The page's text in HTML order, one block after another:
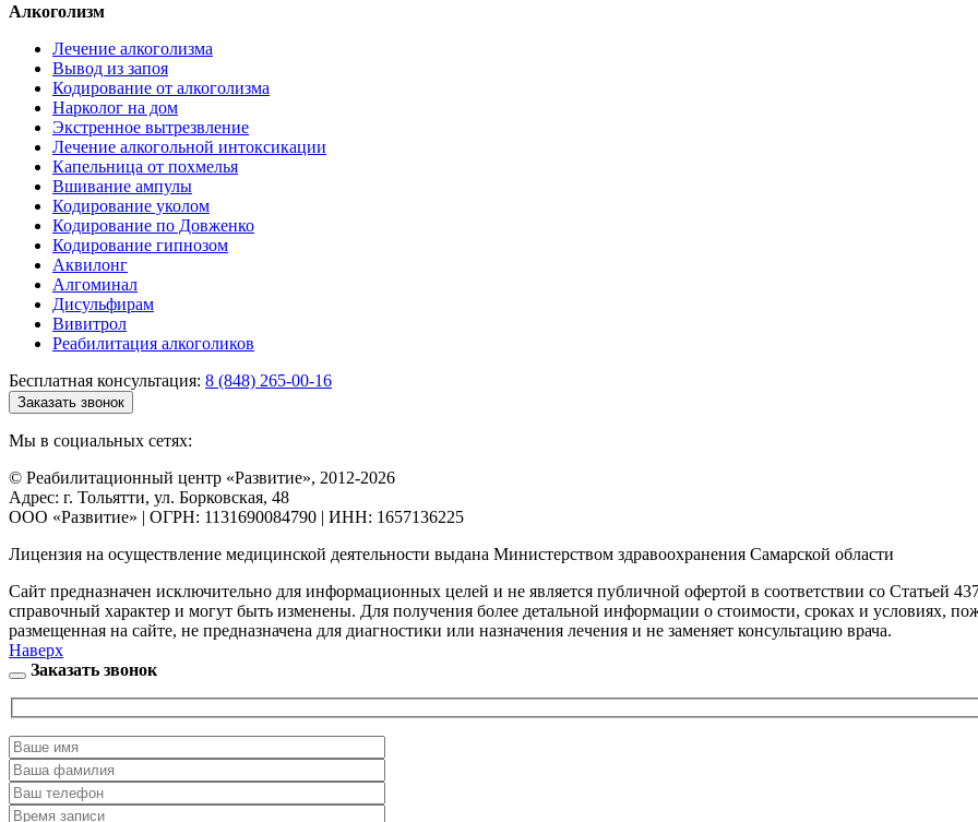
Алкоголизм
Лечение алкоголизма
Вывод из запоя
Кодирование от алкоголизма
Нарколог на дом
Экстренное вытрезвление
Лечение алкогольной интоксикации
Капельница от похмелья
Вшивание ампулы
Кодирование уколом
Кодирование по Довженко
Кодирование гипнозом
Аквилонг
Алгоминал
Дисульфирам
Вивитрол
Реабилитация алкоголиков
Бесплатная консультация: 8 (848) 265-00-16
Заказать звонок
Мы в социальных сетях:
© Реабилитационный центр «Развитие», 2012-2026
Адрес: г. Тольятти, ул. Борковская, 48
ООО «Развитие» | ОГРН: 1131690084790 | ИНН: 1657136225
Лицензия на осуществление медицинской деятельности выдана Министерством здравоохранения Самарской области
Сайт предназначен исключительно для информационных целей и не является публичной офертой в соответствии со Статьей
справочный характер и могут быть изменены. Для получения более детальной информации о стоимости, сроках и условиях,
размещенная на сайте, не предназначена для диагностики или назначения лечения и не заменяет консультацию врача.
Наверх
Заказать звонок